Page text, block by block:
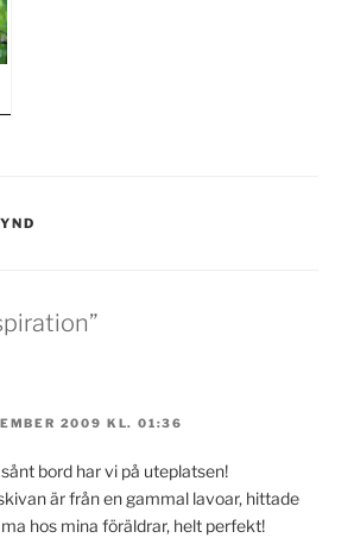
2009 KL. 01:36
bord har vi på uteplatsen!
är från en gammal lavoar, hittade
hos mina föräldrar, helt perfekt!